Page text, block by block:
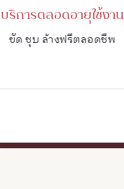
บริการตลอดอายุใช้งาน
ขัด ชุบ ล้างฟรีตลอดชีพ